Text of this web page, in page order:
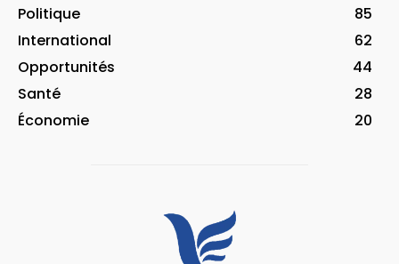
Politique
85
International
62
Opportunités
44
Santé
28
Économie
20